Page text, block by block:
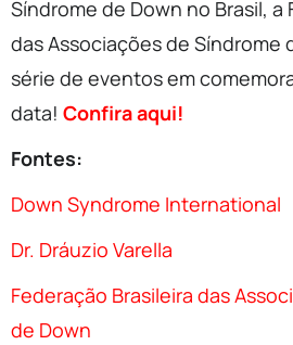
Síndrome de Down no Brasil, a
das Associações de Síndrome
série de eventos em
data! Confira aqui!
Fontes:
Down Syndrome International
Dr. Dráuzio Varella
Federação Brasileira das
de Down